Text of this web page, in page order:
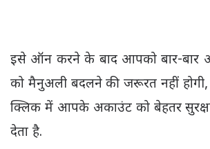
इसे ऑन करने के बाद आपको बार-बार
को मैनुअली बदलने की जरूरत नहीं
क्लिक में आपके अकाउंट को बेहतर
देता है.